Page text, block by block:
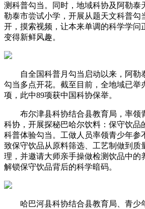
测科普勾当。同时，地域科协及阿勒泰
勒泰市尝试小学，开展从题天文科普勾
开，摸索视频，让本来单调的科学学问
变得新鲜风趣。
自全国科普月勾当启动以来，阿勒
勾当多点开花。截至目前，全地域已举
项，此中89项获中国科协保举。
布尔津县科协结合县教育局，率领
科协，开展探秘巴哈尔饮料：保守饮品
科普体验勾当。工做人员率领青少年参
致保守饮品从原料筛选、工艺制做到质
理，并邀请大师亲手操做检测饮品中的
解锁保守饮品背后的科学暗码。
哈巴河县科协结合县教育局、青少